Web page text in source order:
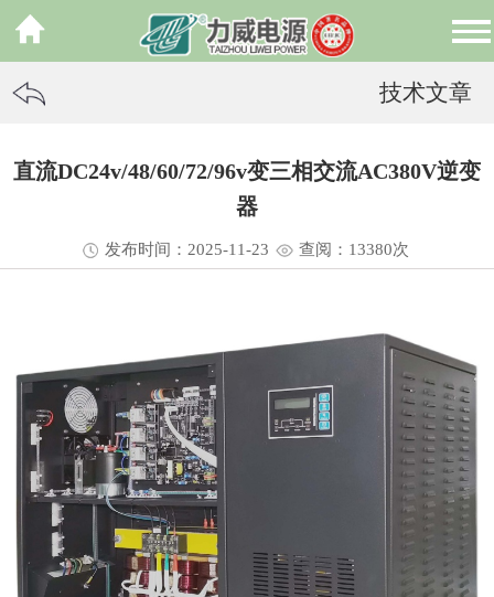
技术文章
直流DC24v/48/60/72/96v变三相交流AC380V逆变
器
发布时间：2025-11-23 查阅：13380次